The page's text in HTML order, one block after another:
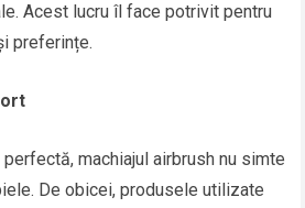
Acest lucru îl face potrivit pentru
preferințe.
machiajul airbrush nu simte
De obicei, produsele utilizate